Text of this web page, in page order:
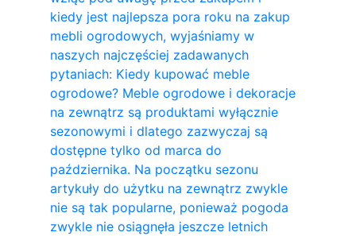
kiedy jest najlepsza pora roku na zakup
mebli ogrodowych, wyjaśniamy w
naszych najczęściej zadawanych
pytaniach: Kiedy kupować meble
ogrodowe? Meble ogrodowe i dekoracje
na zewnątrz są produktami wyłącznie
sezonowymi i dlatego zazwyczaj są
dostępne tylko od marca do
października. Na początku sezonu
artykuły do ​​użytku na zewnątrz zwykle
nie są tak popularne, ponieważ pogoda
zwykle nie osiągnęła jeszcze letnich